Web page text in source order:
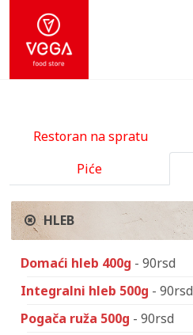
Restoran na spratu
Piće
HLEB
Domaći hleb 400g - 90rsd
Integralni hleb 500g - 90rsd
Pogača ruža 500g - 90rsd